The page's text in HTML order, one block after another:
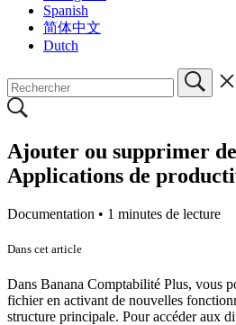
Spanish
简体中文
Dutch
Ajouter ou supprimer
Applications de
Documentation • 1 minutes de lecture
Dans cet article
Dans Banana Comptabilité Plus, vous
fichier en activant de nouvelles
structure principale. Pour accéder aux